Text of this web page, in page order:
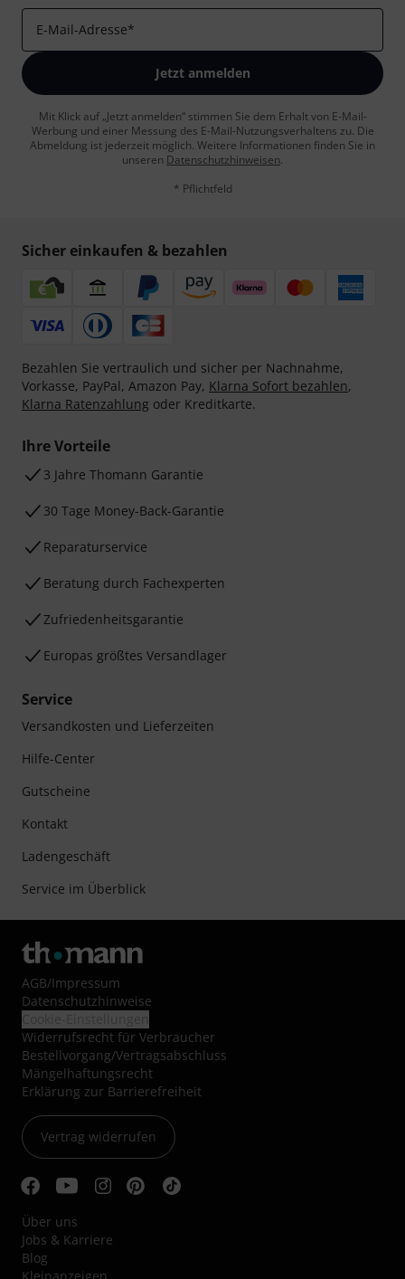
E-Mail-Adresse*
Jetzt anmelden
Mit Klick auf „Jetzt anmelden“ stimmen Sie dem Erhalt von E-Mail-
Werbung und einer Messung des E-Mail-Nutzungsverhaltens zu. Die
Abmeldung ist jederzeit möglich. Weitere Informationen finden Sie in
unseren Datenschutzhinweisen.
* Pflichtfeld
Sicher einkaufen & bezahlen
Bezahlen Sie vertraulich und sicher per Nachnahme,
Vorkasse, PayPal, Amazon Pay, Klarna Sofort bezahlen,
Klarna Ratenzahlung oder Kreditkarte.
Ihre Vorteile
3 Jahre Thomann Garantie
30 Tage Money-Back-Garantie
Reparaturservice
Beratung durch Fachexperten
Zufriedenheitsgarantie
Europas größtes Versandlager
Service
Versandkosten und Lieferzeiten
Hilfe-Center
Gutscheine
Kontakt
Ladengeschäft
Service im Überblick
AGB/Impressum
Datenschutzhinweise
Widerrufsrecht für Verbraucher
Bestellvorgang/Vertragsabschluss
Mängelhaftungsrecht
Erklärung zur Barrierefreiheit
Vertrag widerrufen
Über uns
Jobs & Karriere
Blog